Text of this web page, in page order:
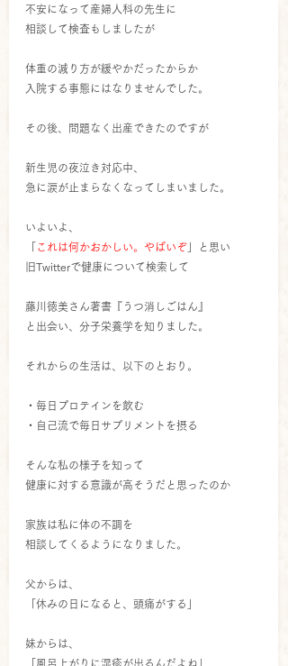
不安になって産婦人科の先生に
相談して検査もしましたが
体重の減り方が緩やかだったからか
入院する事態にはなりませんでした。
その後、問題なく出産できたのですが
新生児の夜泣き対応中、
急に涙が止まらなくなってしまいました。
いよいよ、
これは何かおかしい。やばいぞ 」と思い
旧Twitterで健康について検索して
藤川徳美さん著書『うつ消しごはん』
と出会い、分子栄養学を知りました。
それからの生活は、以下のとおり。
・毎日プロテインを飲む
・自己流で毎日サプリメントを摂る
そんな私の様子を知って
健康に対する意識が高そうだと思ったのか
家族は私に体の不調を
相談してくるようになりました。
父からは、
「休みの日になると、頭痛がする」
妹からは、
「風呂上がりに湿疹が出るんだよね」